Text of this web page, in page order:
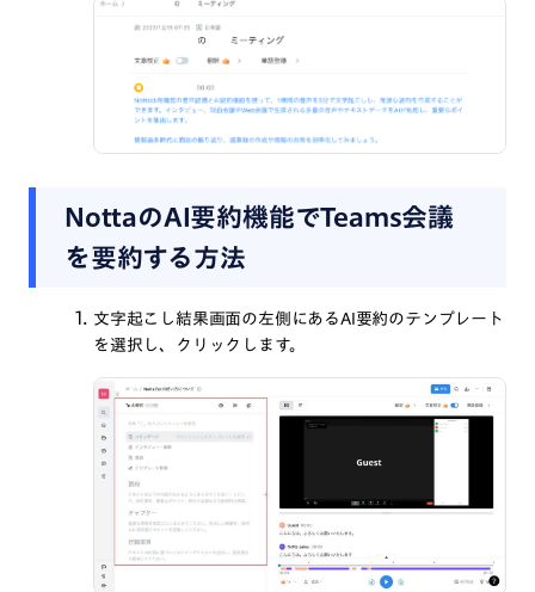
NottaのAI要約機能でTeams会議
を要約する方法
文字起こし結果画面の左側にあるAI要約のテンプレート
を選択し、クリックします。